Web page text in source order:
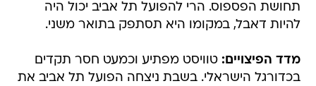
תחושת הפספוס. הרי להפועל תל אביב יכול היה
להיות דאבל, במקומו היא תסתפק בתואר משני.
מדד הפיצויים: טוויסט מפתיע וכמעט חסר תקדים
בכדורגל הישראלי. בשבת ניצחה הפועל תל אביב את